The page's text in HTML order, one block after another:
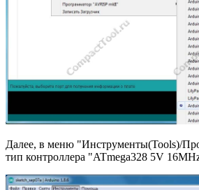
Далее, в меню "Инструменты(Tools)/
тип контроллера "ATmega328 5V